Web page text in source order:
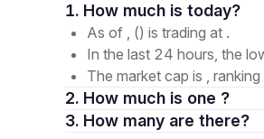
1. How much is today?
As of , () is trading at .
In the last 24 hours, the
The market cap is ,
2. How much is one ?
3. How many are there?